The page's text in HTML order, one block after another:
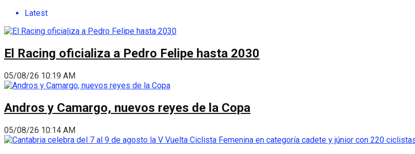
Latest
El Racing oficializa a Pedro Felipe hasta 2030
05/08/26 10:19 AM
Andros y Camargo, nuevos reyes de la Copa
05/08/26 10:14 AM